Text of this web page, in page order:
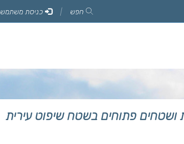
חפש כניסת משתמש
רחובות ושטחים פתוחים בשטח שיפוט עירית